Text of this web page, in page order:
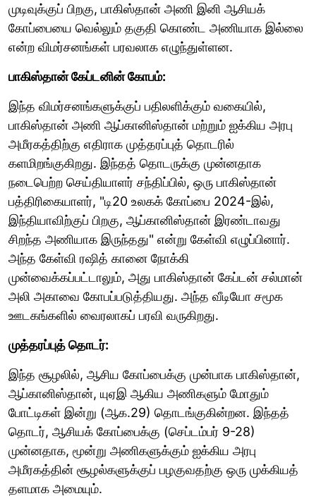
முடிவுக்குப் பிறகு, பாகிஸ்தான் அணி இனி ஆசியக்
கோப்பையை வெல்லும் தகுதி கொண்ட அணியாக இல்லை
என்ற விமர்சனங்கள் பரவலாக எழுந்துள்ளன.
பாகிஸ்தான் கேப்டனின் கோபம்:
இந்த விமர்சனங்களுக்குப் பதிலளிக்கும் வகையில்,
பாகிஸ்தான் அணி ஆப்கானிஸ்தான் மற்றும் ஐக்கிய அரபு
அமீரகத்திற்கு எதிராக முத்தரப்புத் தொடரில்
களமிறங்குகிறது. இந்தத் தொடருக்கு முன்னதாக
நடைபெற்ற செய்தியாளர் சந்திப்பில், ஒரு பாகிஸ்தான்
பத்திரிகையாளர், "டி20 உலகக் கோப்பை 2024-இல்,
இந்தியாவிற்குப் பிறகு, ஆப்கானிஸ்தான் இரண்டாவது
சிறந்த அணியாக இருந்தது" என்று கேள்வி எழுப்பினார்.
அந்த கேள்வி ரஷித் கானை நோக்கி
முன்வைக்கப்பட்டாலும், அது பாகிஸ்தான் கேப்டன் சல்மான்
அலி அகாவை கோபப்படுத்தியது. அந்த வீடியோ சமூக
ஊடகங்களில் வைரலாகப் பரவி வருகிறது.
முத்தரப்புத் தொடர்:
இந்த சூழலில், ஆசிய கோப்பைக்கு முன்பாக பாகிஸ்தான்,
ஆப்கானிஸ்தான், யுஏஇ ஆகிய அணிகளும் மோதும்
போட்டிகள் இன்று (ஆக.29) தொடங்குகின்றன. இந்தத்
தொடர், ஆசியக் கோப்பைக்கு (செப்டம்பர் 9-28)
முன்னதாக, மூன்று அணிகளுக்கும் ஐக்கிய அரபு
அமீரகத்தின் சூழல்களுக்குப் பழகுவதற்கு ஒரு முக்கியத்
தளமாக அமையும்.